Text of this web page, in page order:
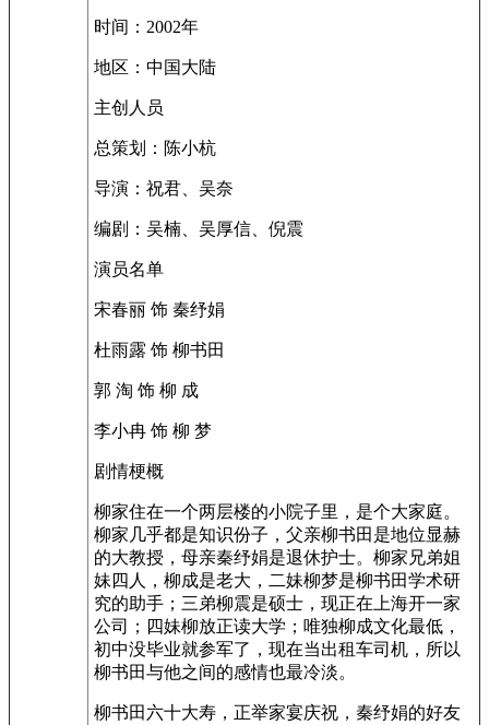
时间：2002年
地区：中国大陆
主创人员
总策划：陈小杭
导演：祝君、吴奈
编剧：吴楠、吴厚信、倪震
演员名单
宋春丽 饰 秦纾娟
杜雨露 饰 柳书田
郭 淘 饰 柳 成
李小冉 饰 柳 梦
剧情梗概
柳家住在一个两层楼的小院子里，是个大家庭。
柳家几乎都是知识份子，父亲柳书田是地位显赫
的大教授，母亲秦纾娟是退休护士。柳家兄弟姐
妹四人，柳成是老大，二妹柳梦是柳书田学术研
究的助手；三弟柳震是硕士，现正在上海开一家
公司；四妹柳放正读大学；唯独柳成文化最低，
初中没毕业就参军了，现在当出租车司机，所以
柳书田与他之间的感情也最冷淡。
柳书田六十大寿，正举家宴庆祝，秦纾娟的好友